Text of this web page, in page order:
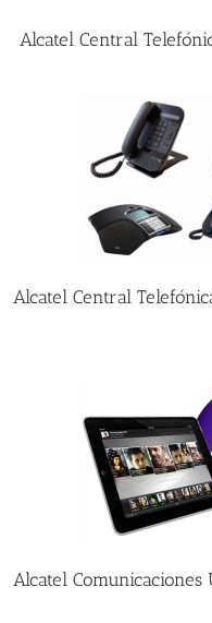
Alcatel Central
Alcatel Central
Alcatel Comunicaciones